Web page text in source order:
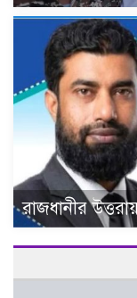
রাজধানীর